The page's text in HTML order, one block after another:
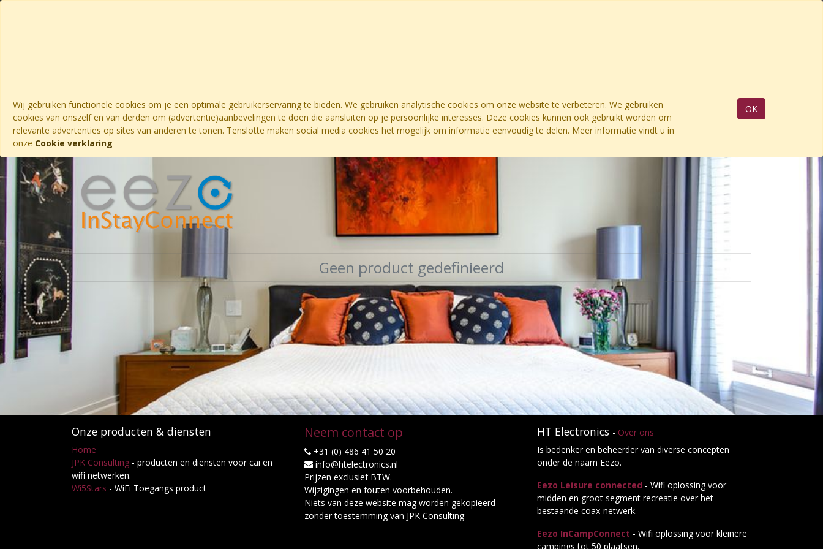
Wij gebruiken functionele cookies om je een optimale gebruikerservaring te bieden. We gebruiken analytische cookies om onze website te verbeteren. We gebruiken
cookies van onszelf en van derden om (advertentie)aanbevelingen te doen die aansluiten op je persoonlijke interesses. Deze cookies kunnen ook gebruikt worden om
relevante advertenties op sites van anderen te tonen. Tenslotte maken social media cookies het mogelijk om informatie eenvoudig te delen. Meer informatie vindt u in
onze Cookie verklaring
OK
Geen product gedefinieerd
Onze producten & diensten
Home
JPK Consulting - producten en diensten voor cai en
wifi netwerken.
Wi5Stars - WiFi Toegangs product
Neem contact op
+31 (0) 486 41 50 20
info@htelectronics.nl
Prijzen exclusief BTW.
Wijzigingen en fouten voorbehouden.
Niets van deze website mag worden gekopieerd
zonder toestemming van JPK Consulting
HT Electronics - Over ons
Is bedenker en beheerder van diverse concepten
onder de naam Eezo.
Eezo Leisure connected - Wifi oplossing voor
midden en groot segment recreatie over het
bestaande coax-netwerk.
Eezo InCampConnect - Wifi oplossing voor kleinere
campings tot 50 plaatsen.